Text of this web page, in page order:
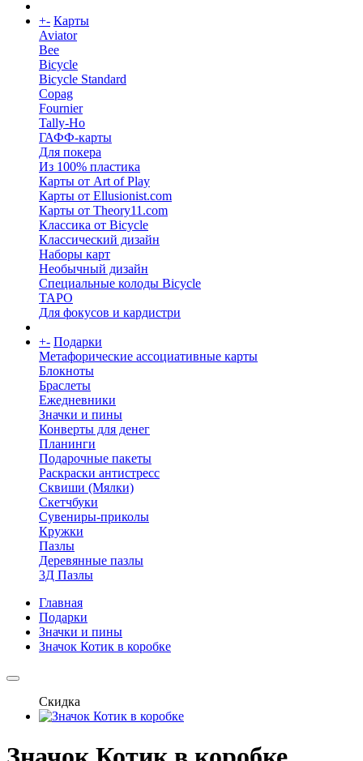
+- Карты
Aviator
Bee
Bicycle
Bicycle Standard
Copag
Fournier
Tally-Ho
ГАФФ-карты
Для покера
Из 100% пластика
Карты от Art of Play
Карты от Ellusionist.com
Карты от Theory11.com
Классика от Bicycle
Классический дизайн
Наборы карт
Необычный дизайн
Специальные колоды Bicycle
ТАРО
Для фокусов и кардистри
+- Подарки
Метафорические ассоциативные карты
Блокноты
Браслеты
Ежедневники
Значки и пины
Конверты для денег
Планинги
Подарочные пакеты
Раскраски антистресс
Сквиши (Мялки)
Скетчбуки
Сувениры-приколы
Кружки
Пазлы
Деревянные пазлы
3Д Пазлы
Главная
Подарки
Значки и пины
Значок Котик в коробке
Скидка